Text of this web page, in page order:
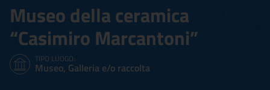
Museo della ceramica
“Casimiro Marcantoni”
TIPO LUOGO:
Museo, Galleria e/o raccolta